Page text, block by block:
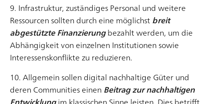
Privat- und Berufsleben zusammenhängt. Basierend
auf Faktoren wie Emotionen, Wahrnehmung und
Menschenkenntnis hilft sie dabei, flexibel auf ein
Individuum einzugehen, zwischen den Zeilen zu lesen
sowie Motive und Gedanken abzuleiten und zu
nutzen. Sie ist Bedingung dafür, dass wir […]
Artikel lesen
9. Infrastruktur, zuständiges Personal und weitere
Ressourcen sollten durch eine möglichstbreit
abgestützte Finanzierungbezahlt werden, um die
Abhängigkeit von einzelnen Institutionen sowie
Interessenskonflikte zu reduzieren.
10. Allgemein sollen digital nachhaltige Güter und
deren Communities einenBeitrag zur nachhaltigen